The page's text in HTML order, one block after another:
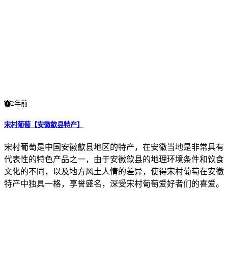
2年前
宋村葡萄【安徽歙县特产】
宋村葡萄是中国安徽歙县地区的特产，在安徽当地是非常具有
代表性的特色产品之一，由于安徽歙县的地理环境条件和饮食
文化的不同，以及地方风土人情的差异，使得宋村葡萄在安徽
特产中独具一格，享誉盛名，深受宋村葡萄爱好者们的喜爱。